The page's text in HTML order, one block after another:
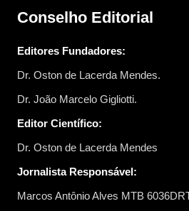
Conselho Editorial
Editores Fundadores:
Dr. Oston de Lacerda Mendes.
Dr. João Marcelo Gigliotti.
Editor Científico:
Dr. Oston de Lacerda Mendes
Jornalista Responsável:
Marcos Antônio Alves MTB